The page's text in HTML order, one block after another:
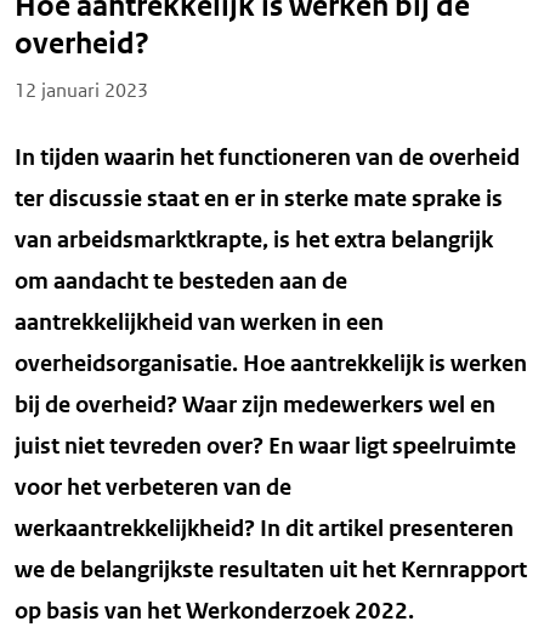
overheid?
Posted on
12 januari 2023
In tijden waarin het functioneren van de overheid
ter discussie staat en er in sterke mate sprake is
van arbeidsmarktkrapte, is het extra belangrijk
om aandacht te besteden aan de
aantrekkelijkheid van werken in een
overheidsorganisatie. Hoe aantrekkelijk is werken
bij de overheid? Waar zijn medewerkers wel en
juist niet tevreden over? En waar ligt speelruimte
voor het verbeteren van de
werkaantrekkelijkheid? In dit artikel presenteren
we de belangrijkste resultaten uit het Kernrapport
op basis van het Werkonderzoek 2022.